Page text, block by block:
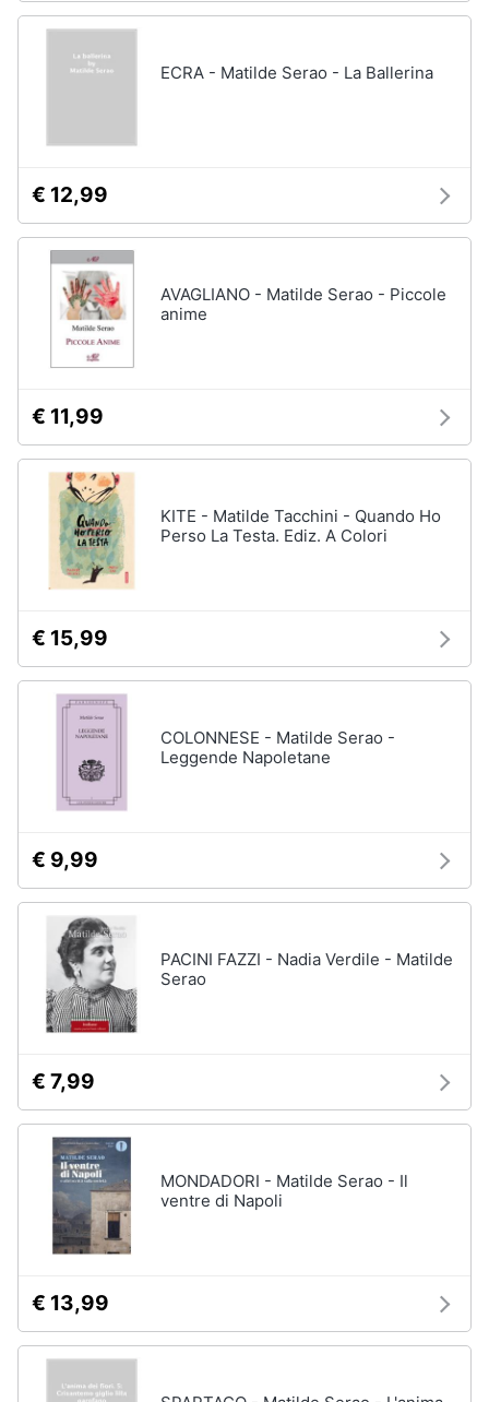
ECRA - Matilde Serao - La Ballerina
€ 12,99
AVAGLIANO - Matilde Serao - Piccole
anime
€ 11,99
KITE - Matilde Tacchini - Quando Ho
Perso La Testa. Ediz. A Colori
€ 15,99
COLONNESE - Matilde Serao -
Leggende Napoletane
€ 9,99
PACINI FAZZI - Nadia Verdile - Matilde
Serao
€ 7,99
MONDADORI - Matilde Serao - Il
ventre di Napoli
€ 13,99